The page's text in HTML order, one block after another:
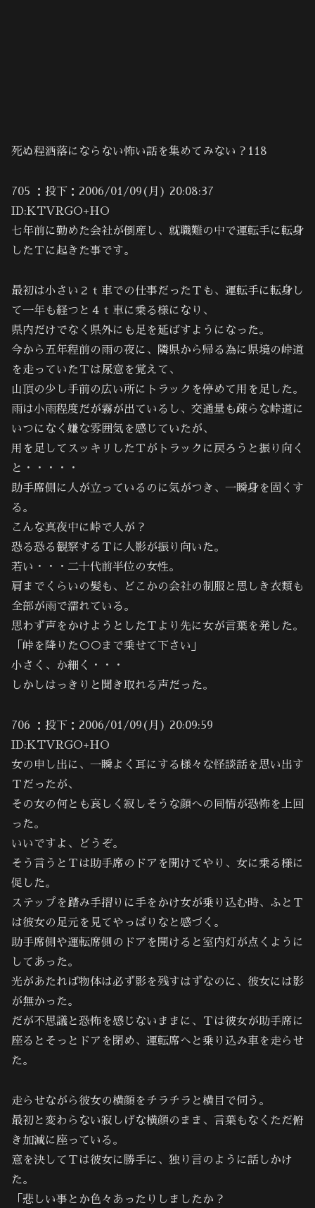
死ぬ程洒落にならない怖い話を集めてみない？118
705 ：投下：2006/01/09(月) 20:08:37
ID:KTVRGO+HO
七年前に勤めた会社が倒産し、就職難の中で運転手に転身
したＴに起きた事です。
最初は小さい２ｔ車での仕事だったＴも、運転手に転身し
て一年も経つと４ｔ車に乗る様になり、
県内だけでなく県外にも足を延ばすようになった。
今から五年程前の雨の夜に、隣県から帰る為に県境の峠道
を走っていたＴは尿意を覚えて、
山頂の少し手前の広い所にトラックを停めて用を足した。
雨は小雨程度だが霧が出ているし、交通量も疎らな峠道に
いつになく嫌な雰囲気を感じていたが、
用を足してスッキリしたＴがトラックに戻ろうと振り向く
と・・・・・
助手席側に人が立っているのに気がつき、一瞬身を固くす
る。
こんな真夜中に峠で人が？
恐る恐る観察するＴに人影が振り向いた。
若い・・・二十代前半位の女性。
肩までくらいの髪も、どこかの会社の制服と思しき衣類も
全部が雨で濡れている。
思わず声をかけようとしたＴより先に女が言葉を発した。
「峠を降りた○○まで乗せて下さい」
小さく、か細く・・・
しかしはっきりと聞き取れる声だった。
706 ：投下：2006/01/09(月) 20:09:59
ID:KTVRGO+HO
女の申し出に、一瞬よく耳にする様々な怪談話を思い出す
Ｔだったが、
その女の何とも哀しく寂しそうな顔への同情が恐怖を上回
った。
いいですよ、どうぞ。
そう言うとＴは助手席のドアを開けてやり、女に乗る様に
促した。
ステップを踏み手摺りに手をかけ女が乗り込む時、ふとＴ
は彼女の足元を見てやっぱりなと感づく。
助手席側や運転席側のドアを開けると室内灯が点くように
してあった。
光があたれば物体は必ず影を残すはずなのに、彼女には影
が無かった。
だが不思議と恐怖を感じないままに、Ｔは彼女が助手席に
座るとそっとドアを閉め、運転席へと乗り込み車を走らせ
た。
走らせながら彼女の横顔をチラチラと横目で伺う。
最初と変わらない寂しげな横顔のまま、言葉もなくただ俯
き加減に座っている。
意を決してＴは彼女に勝手に、独り言のように話しかけ
た。
「悲しい事とか色々あったりしましたか？